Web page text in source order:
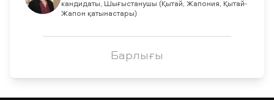
кандидаты, Шығыстанушы (Қытай, Жапония, Қытай-
Жапон қатынастары)
Барлығы